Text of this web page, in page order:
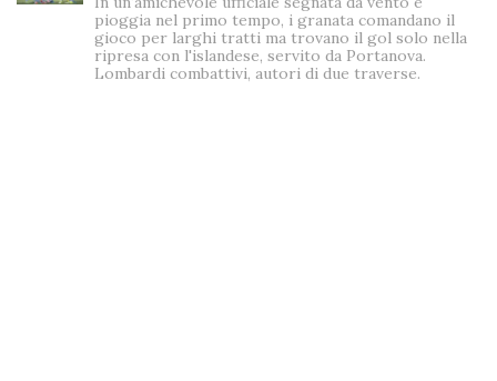
pioggia nel primo tempo, i granata comandano il
gioco per larghi tratti ma trovano il gol solo nella
ripresa con l'islandese, servito da Portanova.
Lombardi combattivi, autori di due traverse.